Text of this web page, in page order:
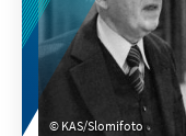
KAS/Slomifoto